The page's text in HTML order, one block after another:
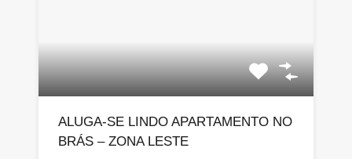
ALUGA-SE LINDO APARTAMENTO NO
BRÁS – ZONA LESTE